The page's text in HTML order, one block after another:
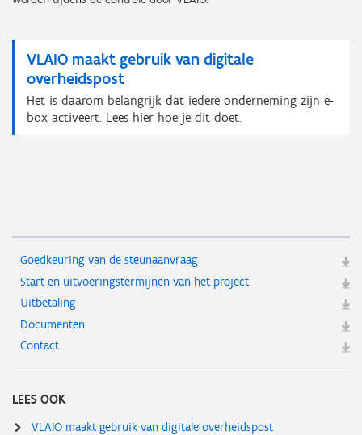
VLAIO maakt gebruik van digitale
overheidspost
Het is daarom belangrijk dat iedere onderneming zijn e-
box activeert. Lees hier hoe je dit doet.
Goedkeuring van de steunaanvraag
Start en uitvoeringstermijnen van het project
Uitbetaling
Documenten
Contact
LEES OOK
VLAIO maakt gebruik van digitale overheidspost